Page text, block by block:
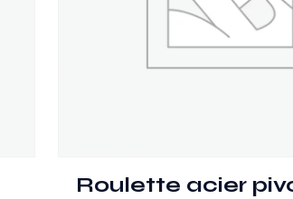
Roulette acier